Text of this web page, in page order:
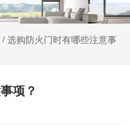
/ 选购防火门时有哪些注意事
项？